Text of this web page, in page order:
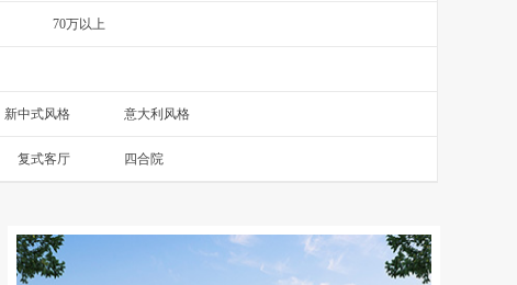
70万以上
新中式风格 意大利风格
复式客厅 四合院